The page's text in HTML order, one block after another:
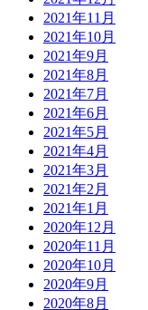
2021年11月
2021年10月
2021年9月
2021年8月
2021年7月
2021年6月
2021年5月
2021年4月
2021年3月
2021年2月
2021年1月
2020年12月
2020年11月
2020年10月
2020年9月
2020年8月